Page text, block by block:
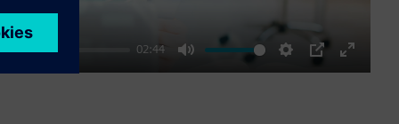
02:44
Mute Settings
PIP
Enter